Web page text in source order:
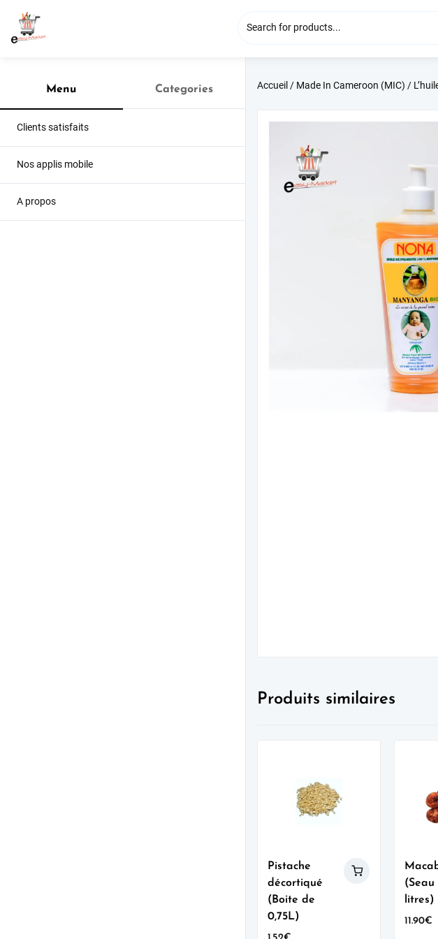
Menu Categories
Clients satisfaits
Nos applis mobile
A propos
Accueil / Made In Cameroon (MIC) /
Produits similaires
Pistache
décortiqué
(Boite de
0,75L)
(Seau
litres)
11.90€